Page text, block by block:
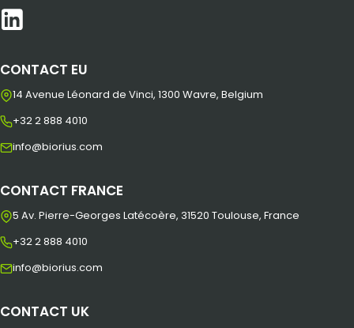
CONTACT EU
14 Avenue Léonard de Vinci, 1300 Wavre, Belgium
+32 2 888 4010
info@biorius.com
CONTACT FRANCE
5 Av. Pierre-Georges Latécoère, 31520 Toulouse, France
+32 2 888 4010
info@biorius.com
CONTACT UK